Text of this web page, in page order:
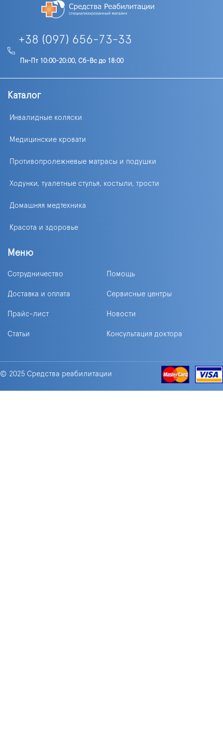
+38 (097) 656-73-33
Пн-Пт 10:00-20:00, Сб-Вс до 18:00
Каталог
Инвалидные коляски
Медицинские кровати
Противопролежневые матрасы и подушки
Ходунки, туалетные стулья, костыли, трости
Домашняя медтехника
Красота и здоровье
Меню
Сотрудничество Помощь
Доставка и оплата Сервисные центры
Прайс-лист Новости
Статьи Консультация доктора
© 2025 Средства реабилитации